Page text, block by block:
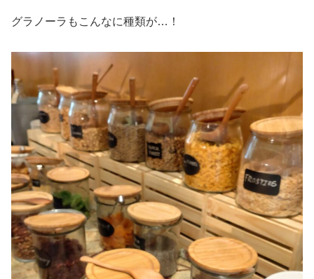
グラノーラもこんなに種類が…！